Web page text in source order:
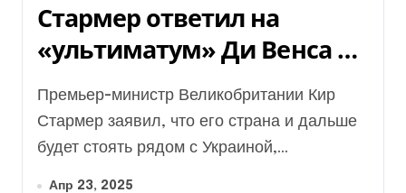
Стармер ответил на
«ультиматум» Ди Венса о
выходе США из
переговоров
Премьер-министр Великобритании Кир
Стармер заявил, что его страна и дальше
будет стоять рядом с Украиной,...
Апр 23, 2025